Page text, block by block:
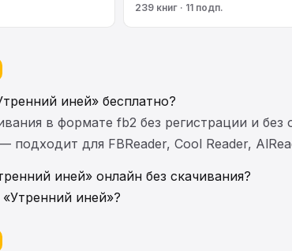
239 книг · 11 подп.
иней» бесплатно?
в формате fb2 без регистрации и
для FBReader, Cool Reader,
иней» онлайн без скачивания?
иней»?